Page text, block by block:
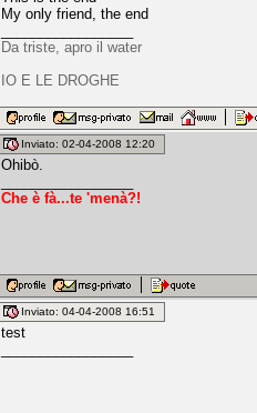
My only friend, the end
Da triste, apro il water
IO E LE DROGHE
Inviato: 02-04-2008 12:20
Ohibò.
Che è fà...te 'menà?!
Inviato: 04-04-2008 16:51
test